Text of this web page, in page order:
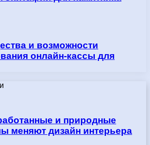
и возможности
онлайн-кассы для
и природные
меняют дизайн интерьера